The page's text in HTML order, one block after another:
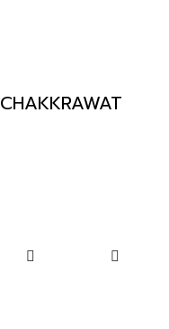
CHAKKRAWAT